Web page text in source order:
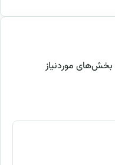
بخش‌های موردنیاز